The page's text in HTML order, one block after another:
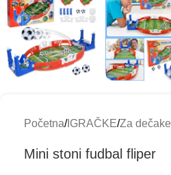
Početna/IGRAČKE/Za dečake
Mini stoni fudbal fliper